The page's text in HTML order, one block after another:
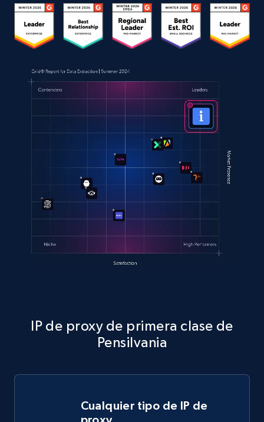
IP de proxy de primera clase de
Pensilvania
Cualquier tipo de IP de